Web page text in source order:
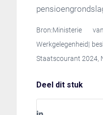
Bron:Ministerie
Werkgelegenheid|
Staatscourant 2024,
Deel dit stuk